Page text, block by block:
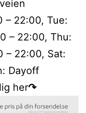
– 22:00, Tue:
– 22:00, Thu:
– 22:00, Sat:
Dayoff
her↷